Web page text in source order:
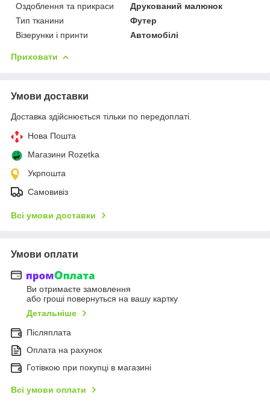
Оздоблення та прикраси
Друкований малюнок
Тип тканини
Футер
Візерунки і принти
Автомобілі
Приховати
Умови доставки
Доставка здійснюється тільки по передоплаті.
Нова Пошта
Магазини Rozetka
Укрпошта
Самовивіз
Всі умови доставки
Умови оплати
Ви отримаєте замовлення
або гроші повернуться на вашу картку
Детальніше
Післяплата
Оплата на рахунок
Готівкою при покупці в магазині
Всі умови оплати